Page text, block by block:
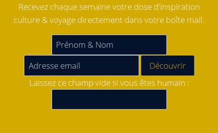
Recevez chaque semaine votre dose d'inspiration
culture & voyage directement dans votre boîte mail.
Laissez ce champ vide si vous êtes humain :